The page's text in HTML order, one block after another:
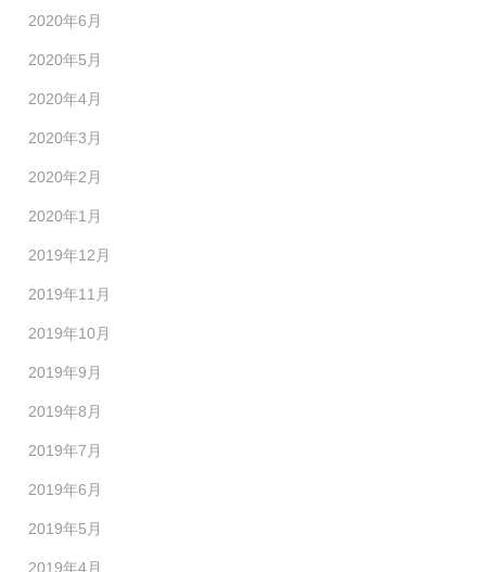
2020年6月
2020年5月
2020年4月
2020年3月
2020年2月
2020年1月
2019年12月
2019年11月
2019年10月
2019年9月
2019年8月
2019年7月
2019年6月
2019年5月
2019年4月